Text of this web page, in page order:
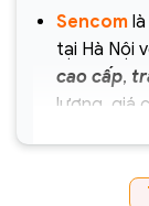
Sencomlà
tại Hà Nội
cao cấp,
lượng, giá
Chịu trách